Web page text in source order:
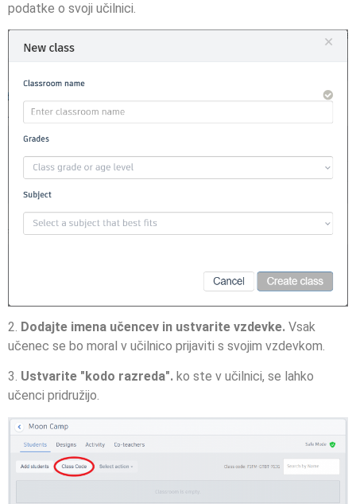
podatke o svoji učilnici.
2. Dodajte imena učencev in ustvarite vzdevke. Vsak
učenec se bo moral v učilnico prijaviti s svojim vzdevkom.
3. Ustvarite "kodo razreda". ko ste v učilnici, se lahko
učenci pridružijo.